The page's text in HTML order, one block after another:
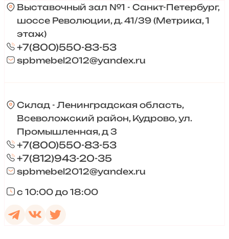
Выставочный зал №1 - Санкт-Петербург,
шоссе Революции, д. 41/39 (Метрика, 1
этаж)
+7(800)550-83-53
spbmebel2012@yandex.ru
Склад - Ленинградская область,
Всеволожский район, Кудрово, ул.
Промышленная, д 3
+7(800)550-83-53
+7(812)943-20-35
spbmebel2012@yandex.ru
с 10:00 до 18:00